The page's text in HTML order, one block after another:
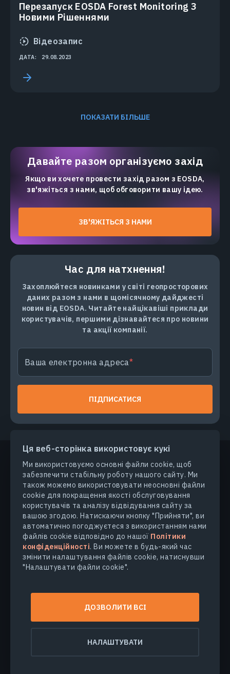
Ця веб-сторінка використовує кукі
Ми використовуємо основні файли cookie, щоб
забезпечити стабільну роботу нашого сайту. Ми
також можемо використовувати неосновні файли
cookie для покращення якості обслуговування
користувачів та аналізу відвідування сайту за
вашою згодою. Натискаючи кнопку "Прийняти", ви
автоматично погоджуєтеся з використанням нами
файлів cookie відповідно до нашої Політики
конфіденційності. Ви можете в будь-який час
змінити налаштування файлів cookie, натиснувши
"Налаштувати файли cookie".
ДОЗВОЛИТИ ВСІ
НАЛАШТУВАТИ
Перезапуск EOSDA Forest Monitoring З
Новими Рішеннями
Відеозапис
ДАТА: 29.08.2023
ПОКАЗАТИ БІЛЬШЕ
Давайте разом організуємо захід
Якщо ви хочете провести захід разом з EOSDA,
зв'яжіться з нами, щоб обговорити вашу ідею.
ЗВ'ЯЖІТЬСЯ З НАМИ
Час для натхнення!
Захоплюйтеся новинками у світі геопросторових
даних разом з нами в щомісячному дайджесті
новин від EOSDA. Читайте найцікавіші приклади
користувачів, першими дізнавайтеся про новини
та акції компанії.
Ваша електронна адреса
ПІДПИСАТИСЯ
ПРОДУКТИ ТА РІШЕННЯ
ГАЛУЗІ
КОМПАНІЯ
ДІЗНАТИСЯ БІЛЬШЕ
Всі права захищені.
Не продавайте мої персональні дані